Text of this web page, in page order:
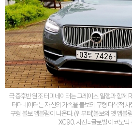
극 중후반 원조 터미네이터는 그레이스 일행과 함께
터머네이터는 자신의 가족을 볼보의 구형 다목적
구형 볼보 엠블럼이 나온다. (위부터)볼보의 옛 엠블
XC90. 사진=글로벌 이코노믹